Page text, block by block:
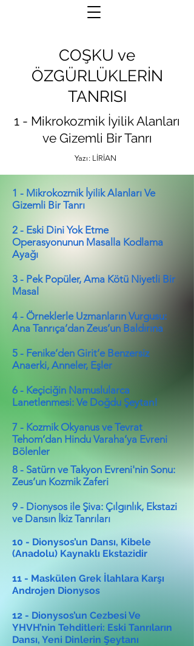
COŞKU ve
ÖZGÜRLÜKLERİN
TANRISI
1 - Mikrokozmik İyilik Alanları
ve Gizemli Bir Tanrı
Yazı: LİRİAN
1 - Mikrokozmik İyilik Alanları Ve
Gizemli Bir Tanrı
2 - Eski Dini Yok Etme
Operasyonunun Masalla Kodlama
Ayağı
3 - Pek Popüler, Ama Kötü Niyetli Bir
Masal
4 - Örneklerle Uzmanların Vurgusu:
Ana Tanrıça’dan Zeus’un Baldırına
5 - Fenike’den Girit’e Benzersiz
Anaerki, Anneler, Eşler
6 - Keçiciğin Namuslularca
Lanetlenmesi: Ve Doğdu Şeytan!
7 - Kozmik Okyanus ve Tevrat
Tehom’dan Hindu Varaha’ya Evreni
Bölenler
8 - Satürn ve Takyon Evreni'nin Sonu:
Zeus’un Kozmik Zaferi
9 - Dionysos ile Şiva: Çılgınlık, Ekstazi
ve Dansın İkiz Tanrıları
10 - Dionysos’un Dansı, Kibele
(Anadolu) Kaynaklı Ekstazidir
11 - Maskülen Grek İlahlara Karşı
Androjen Dionysos
12 - Dionysos’un Cezbesi Ve
YHVH’nin Tehditleri: Eski Tanrıların
Dansı, Yeni Dinlerin Şeytanı